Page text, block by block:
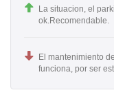
La situacion, el
ok.Recomendable.
El mantenimiento
funciona, por ser